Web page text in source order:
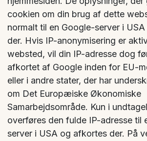
cookien om din brug af dette
normalt til en Google-server i
der. Hvis IP-anonymisering er
websted, vil din IP-adresse dog
afkortet af Google inden for EU-
eller i andre stater, der har
om Det Europæiske Økonomiske
Samarbejdsområde. Kun i
overføres den fulde IP-adresse til
server i USA og afkortes der. På